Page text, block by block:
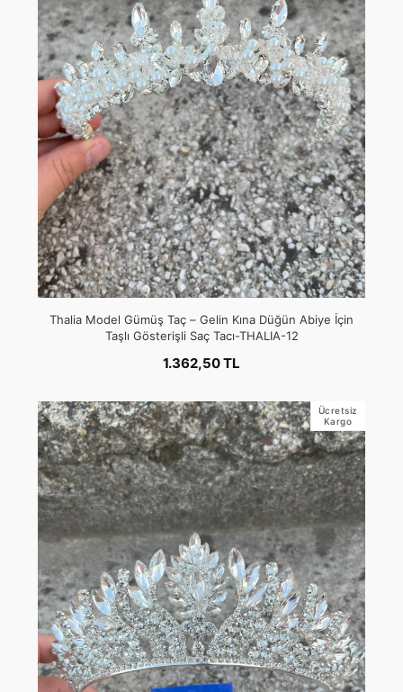
Thalia Model Gümüş Taç – Gelin Kına Düğün Abiye İçin
Taşlı Gösterişli Saç Tacı-THALIA-12
1.362,50 TL
Ücretsiz
Kargo